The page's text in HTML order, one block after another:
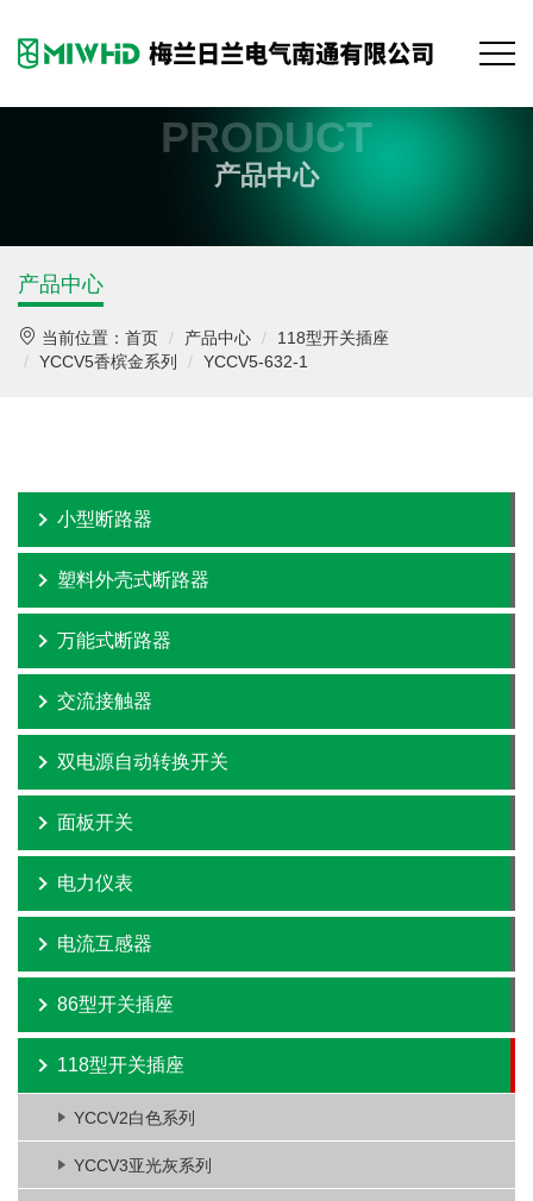
产品中心
PRODUCT
产品中心
当前位置： 首页 产品中心
118型开关插座
YCCV5香槟金系列
YCCV5-632-1
小型断路器
塑料外壳式断路器
万能式断路器
交流接触器
双电源自动转换开关
面板开关
电力仪表
电流互感器
86型开关插座
118型开关插座
YCCV2白色系列
YCCV3亚光灰系列